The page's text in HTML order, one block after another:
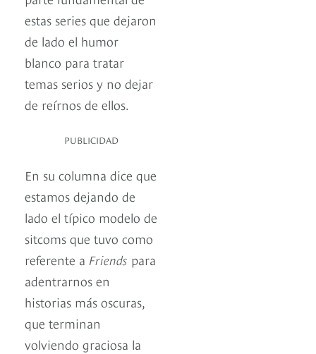
estas series que dejaron
de lado el humor
blanco para tratar
temas serios y no dejar
de reírnos de ellos.
PUBLICIDAD
En su columna dice que
estamos dejando de
lado el típico modelo de
sitcoms que tuvo como
referente a Friends para
adentrarnos en
historias más oscuras,
que terminan
volviendo graciosa la